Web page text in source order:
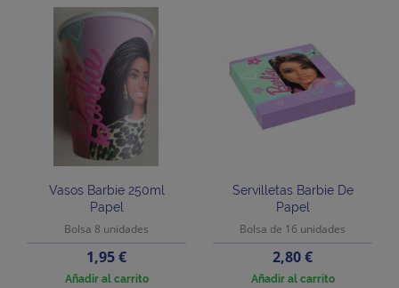
Vasos Barbie 250ml
Papel
Bolsa 8 unidades
Precio
1,95 €
Añadir al carrito
Servilletas Barbie De
Papel
Bolsa de 16 unidades
Precio
2,80 €
Añadir al carrito